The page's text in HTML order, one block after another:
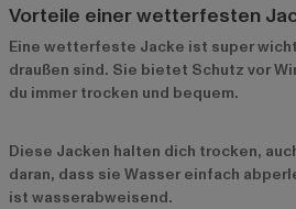
Vorteile einer wetterfesten
Eine wetterfeste Jacke ist super
draußen sind. Sie bietet Schutz vor
du immer trocken und bequem.
Diese Jacken halten dich trocken,
daran, dass sie Wasser einfach
ist wasserabweisend.